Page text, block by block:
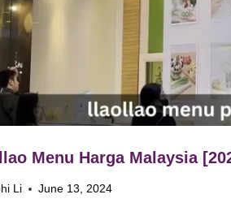
Menu Harga Malaysia
Li June 13, 2024